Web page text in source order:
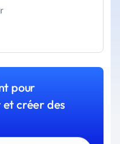
pour
créer des